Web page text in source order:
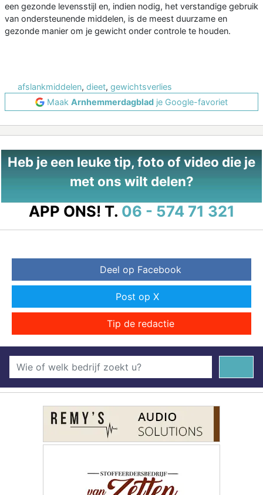
een gezonde levensstijl en, indien nodig, het verstandige gebruik
van ondersteunende middelen, is de meest duurzame en
gezonde manier om je gewicht onder controle te houden.
afslankmiddelen, dieet, gewichtsverlies
Maak Arnhemmerdagblad je Google-favoriet
Heb je een leuke tip, foto of video die je
met ons wilt delen?
APP ONS! T. 06 - 574 71 321
Deel op Facebook
Post op X
Tip de redactie